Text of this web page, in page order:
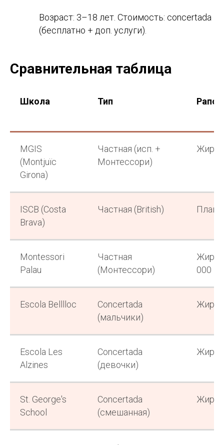
Возраст: 3–18 лет. Стоимость: concertada
(бесплатно + доп. услуги).
Сравнительная таблица
Школа Тип
MGIS
(Montjuïc
Girona)
Частная (исп. +
Монтессори)
ISCB (Costa
Brava)
Частная (British)
Montessori
Palau
Частная
(Монтессори)
000
Escola Belllloc
Concertada
(мальчики)
Escola Les
Alzines
Concertada
(девочки)
St. George's
School
Concertada
(смешанная)
Отправить запрос
Или напишите вTelegram
Подбор школы, подготовка документов,
сопровождение зачисления — системно
экспертам в испанском
образовании